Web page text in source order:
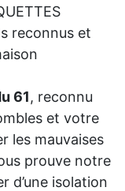
reconnus et
61, reconnu
et votre
les mauvaises
prouve notre
d’une isolation